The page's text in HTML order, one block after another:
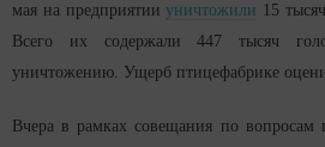
мая на предприятии уничтожили 15
Всего их содержали 447 тысяч
уничтожению. Ущерб птицефабрике
Вчера в рамках совещания по вопросам